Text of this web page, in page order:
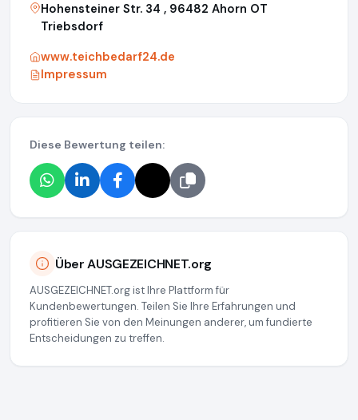
Hohensteiner Str. 34 , 96482 Ahorn OT
Triebsdorf
www.teichbedarf24.de
Impressum
Diese Bewertung teilen:
Über AUSGEZEICHNET.org
AUSGEZEICHNET.org ist Ihre Plattform für
Kundenbewertungen. Teilen Sie Ihre Erfahrungen und
profitieren Sie von den Meinungen anderer, um fundierte
Entscheidungen zu treffen.